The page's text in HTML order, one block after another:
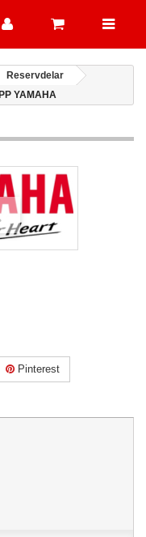
Reservdelar
YAMAHA
Pinterest